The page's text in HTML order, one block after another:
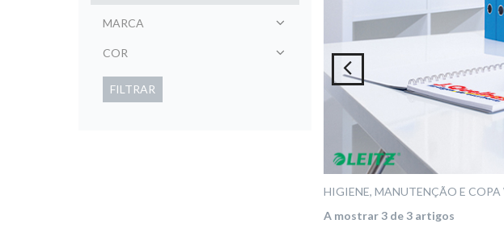
MARCA
COR
FILTRAR
HIGIENE, MANUTENÇÃO E COPA
A mostrar 3 de 3 artigos